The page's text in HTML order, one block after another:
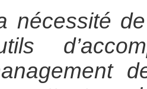
nécessité